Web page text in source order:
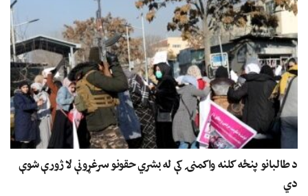
د طالبانو پنځه کلنه واکمنۍ کې له بشري حقونو سرغړونې لا ژورې شوې
دي